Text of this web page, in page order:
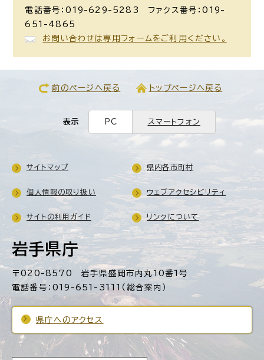
電話番号：019-629-5283 ファクス番号：019-
651-4865
お問い合わせは専用フォームをご利用ください。
前のページへ戻る トップページへ戻る
表示 PC スマートフォン
岩手県庁
〒020-8570 岩手県盛岡市内丸10番1号
電話番号：019-651-3111（総合案内）
県庁へのアクセス
サイトマップ 県内各市町村
個人情報の取り扱い ウェブアクセシビリティ
サイトの利用ガイド リンクについて